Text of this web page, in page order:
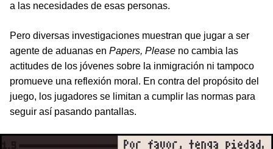
a las necesidades de esas personas.
Pero diversas investigaciones muestran que jugar a ser
agente de aduanas en Papers, Please no cambia las
actitudes de los jóvenes sobre la inmigración ni tampoco
promueve una reflexión moral. En contra del propósito del
juego, los jugadores se limitan a cumplir las normas para
seguir así pasando pantallas.